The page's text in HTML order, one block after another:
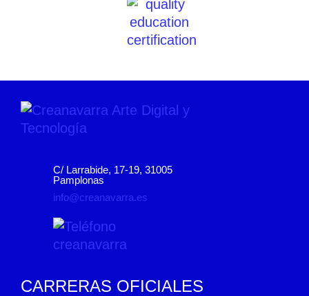
C/ Larrabide, 17-19, 31005
Pamplonas
info@creanavarra.es
CARRERAS OFICIALES